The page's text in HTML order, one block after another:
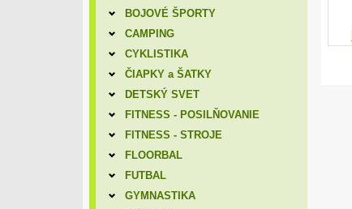
BOJOVÉ ŠPORTY
CAMPING
CYKLISTIKA
ČIAPKY a ŠATKY
DETSKÝ SVET
FITNESS - POSILŇOVANIE
FITNESS - STROJE
FLOORBAL
FUTBAL
GYMNASTIKA